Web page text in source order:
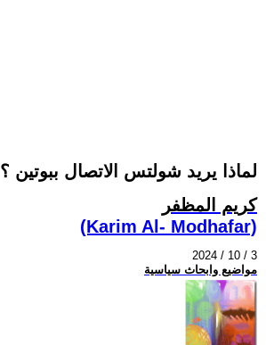
لماذا يريد شولتس الاتصال ببوتين ؟
كريم المظفر
(Karim Al- Modhafar)
2024 / 10 / 3
مواضيع وابحاث سياسية